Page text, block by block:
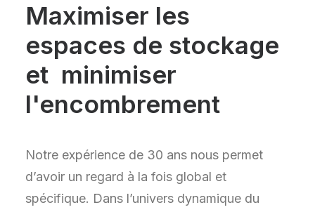
Maximiser les
espaces de stockage
et minimiser
l'encombrement
Notre expérience de 30 ans nous permet
d’avoir un regard à la fois global et
spécifique. Dans l’univers dynamique du